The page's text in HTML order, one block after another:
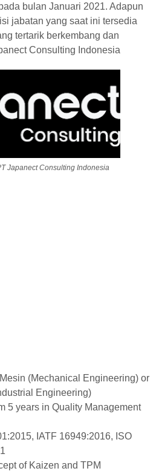
bulan Januari 2021. Adapun
jabatan yang saat ini tersedia
tertarik berkembang dan
Consulting Indonesia
Japanect Consulting Indonesia
(Mechanical Engineering) or
Engineering)
5 years in Quality Management
IATF 16949:2016, ISO
of Kaizen and TPM